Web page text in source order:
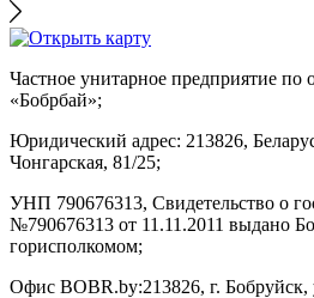
Частное унитарное предприятие по
«Бобрбай»;
Юридический адрес: 213826,
Чонгарская, 81/25;
УНП 790676313, Свидетельство о
№790676313 от 11.11.2011 выдано
горисполкомом;
Офис BOBR.by:213826, г.